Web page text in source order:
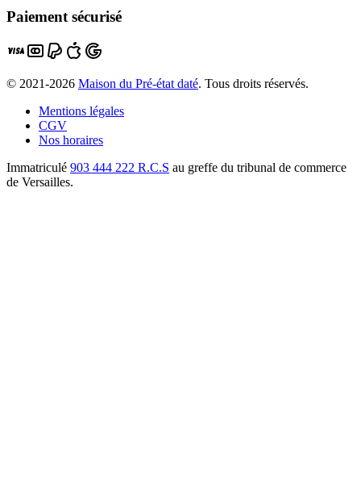
Paiement sécurisé
© 2021-2026 Maison du Pré-état daté. Tous droits réservés.
Mentions légales
CGV
Nos horaires
Immatriculé 903 444 222 R.C.S au greffe du tribunal de commerce
de Versailles.